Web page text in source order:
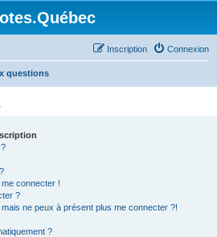
Connexion
Inscription
questions
connecter !
?
ne peux à présent plus me connecter ?!
?